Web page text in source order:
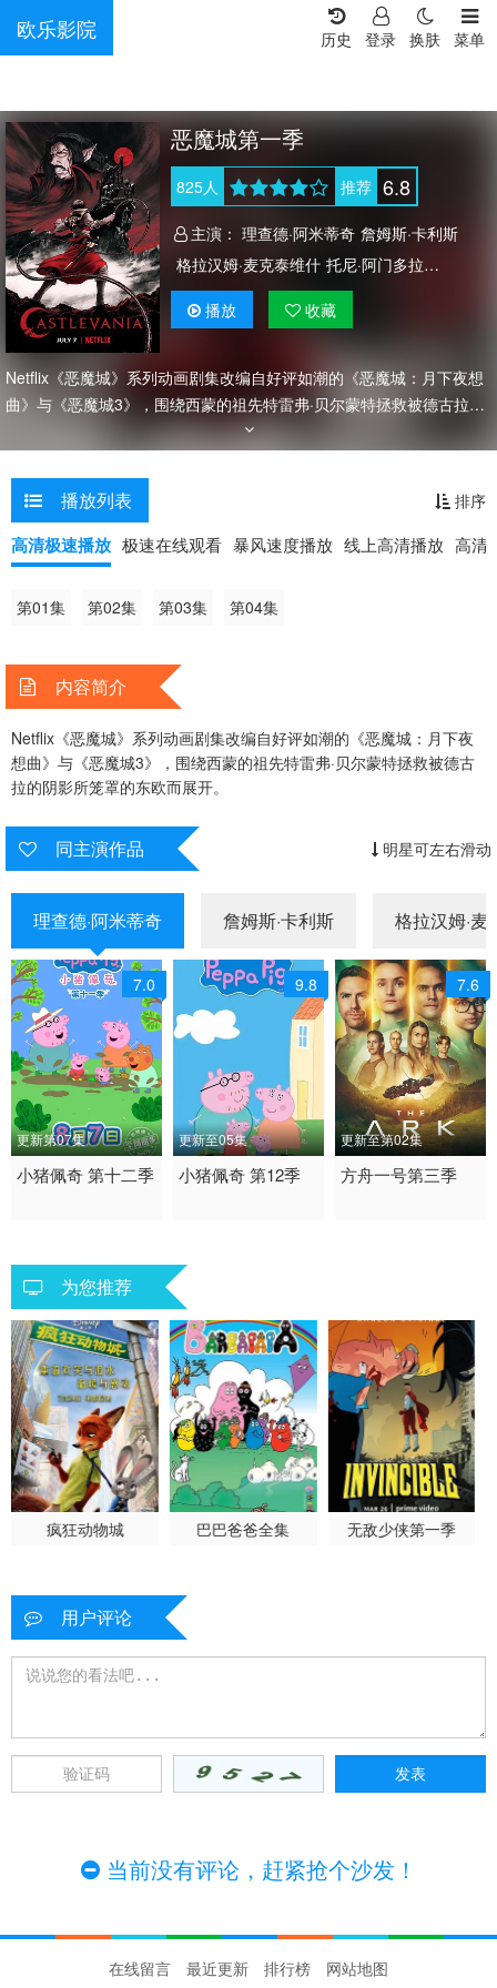
欧乐影院 菜单
换肤
登录
历史
恶魔城第一季
825人 推荐 6.8
主演： 理查德·阿米蒂奇 詹姆斯·卡利斯
格拉汉姆·麦克泰维什 托尼·阿门多拉
马特·弗里沃
艾米莉·斯沃洛
亚历贾德拉·雷诺索 乔纳森·利波
安德烈·索格利扎索
法比欧·塔索恩 弗雷德·塔特西奥
播放 收藏
Netflix《恶魔城》系列动画剧集改编自好评如潮的《恶魔城：月下夜想
曲》与《恶魔城3》，围绕西蒙的祖先特雷弗·贝尔蒙特拯救被德古拉的
阴影所笼罩的东欧而展开。
播放列表 排序
高清极速播放 极速在线观看 暴风速度播放 线上高清播放 高清
第01集 第02集 第03集 第04集
内容简介
Netflix《恶魔城》系列动画剧集改编自好评如潮的《恶魔城：月下夜
想曲》与《恶魔城3》，围绕西蒙的祖先特雷弗·贝尔蒙特拯救被德古
拉的阴影所笼罩的东欧而展开。
同主演作品 明星可左右滑动
理查德·阿米蒂奇 詹姆斯·卡利斯 格拉汉姆·麦
7.0
更新第07集
2026 / 英国 / 英语
小猪佩奇 第十二季
9.8
更新至05集
2026 / 英国 / 英语
小猪佩奇 第12季
7.6
更新至第02集
2026 / 美国 / 英语
方舟一号第三季
为您推荐
疯狂动物城 巴巴爸爸全集 无敌少侠第一季
用户评论
当前没有评论，赶紧抢个沙发！
在线留言 最近更新 排行榜 网站地图